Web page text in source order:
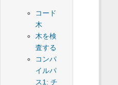
コード
木
木を検
査する
コンパ
イルパ
ス1: チ